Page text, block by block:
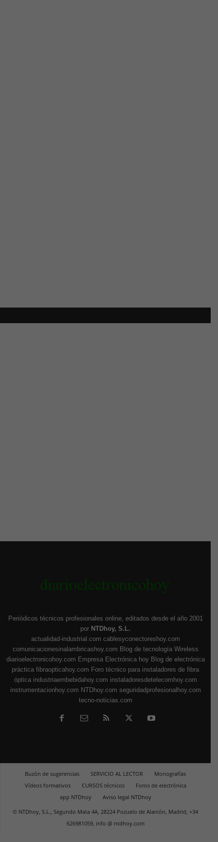
Periódicos técnicos profesionales online, editados desde el año 2001
por NTDhoy, S.L.
actualidad-industrial.com cablesyconectoreshoy.com
comunicacionesinalambricashoy.com Blog de tecnología Wireless
diarioelectronicohoy.com Empresa Electrónica hoy Blog de electrónica
práctica fibraopticahoy.com Foro técnico para instaladores de fibra
óptica industriaembebidahoy.com instaladoresdetelecomhoy.com
instrumentacionhoy.com NTDhoy.com seguridadprofesionalhoy.com
tecno-noticias.com
Buzón de sugerencias SERVICIO AL LECTOR
Monografías
Vídeos formativos
CURSOS técnicos
Foros de electrónica
app NTDhoy
Aviso legal NTDhoy
© NTDhoy, S.L., Segundo Mata 4A, 28224 Pozuelo de Alarcón, Madrid, +34
626981059, info @ ntdhoy.com